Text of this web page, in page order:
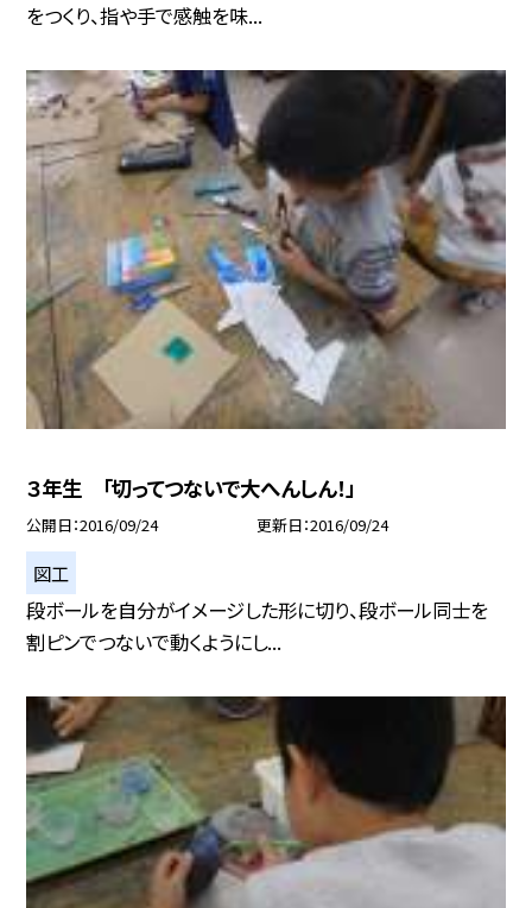
をつくり、指や手で感触を味...
３年生 「切ってつないで大へんしん！」
公開日 2016/09/24 更新日 2016/09/24
図工
段ボールを自分がイメージした形に切り、段ボール同士を
割ピンでつないで動くようにし...